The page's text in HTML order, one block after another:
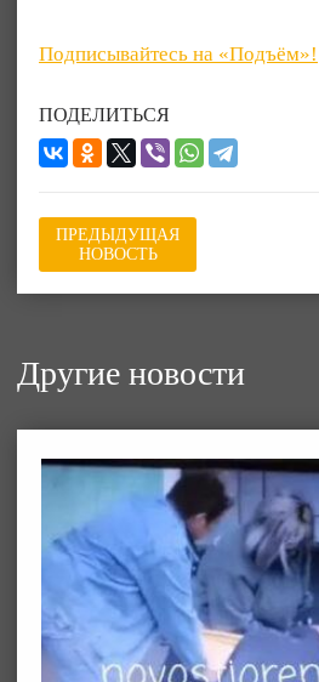
Подписывайтесь на «Подъём»!
ПОДЕЛИТЬСЯ
ПРЕДЫДУЩАЯ
НОВОСТЬ
Другие новости